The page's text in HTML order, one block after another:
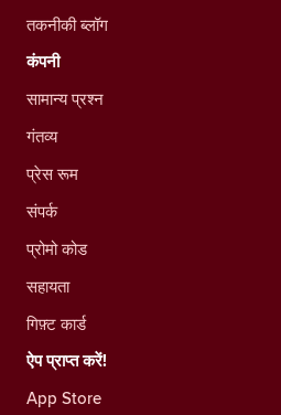
तकनीकी ब्लॉग
कंपनी
सामान्य प्रश्न
गंतव्य
प्रेस रूम
संपर्क
प्रोमो कोड
सहायता
गिफ़्ट कार्ड
ऐप प्राप्त करें!
App Store